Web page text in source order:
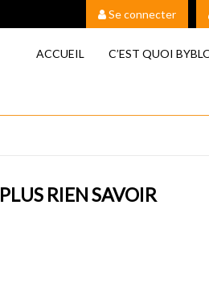
Se connecter
ACCUEIL C’EST QUOI
RIEN SAVOIR